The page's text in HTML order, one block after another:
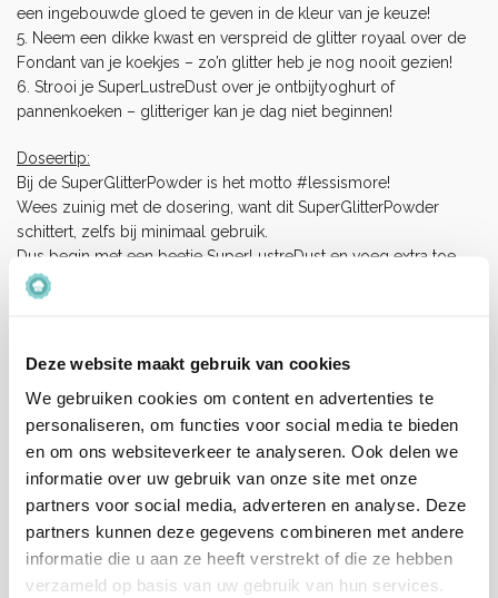
Deze website maakt gebruik van cookies
We gebruiken cookies om content en advertenties te
personaliseren, om functies voor social media te bieden
en om ons websiteverkeer te analyseren. Ook delen we
informatie over uw gebruik van onze site met onze
partners voor social media, adverteren en analyse. Deze
partners kunnen deze gegevens combineren met andere
informatie die u aan ze heeft verstrekt of die ze hebben
verzameld op basis van uw gebruik van hun services.
een ingebouwde gloed te geven in de kleur van je keuze!
5. Neem een dikke kwast en verspreid de glitter royaal over de
Fondant van je koekjes – zo’n glitter heb je nog nooit gezien!
6. Strooi je SuperLustreDust over je ontbijtyoghurt of
pannenkoeken – glitteriger kan je dag niet beginnen!
Doseertip:
Bij de SuperGlitterPowder is het motto #lessismore!
Wees zuinig met de dosering, want dit SuperGlitterPowder
schittert, zelfs bij minimaal gebruik.
Dus begin met een beetje SuperLustreDust en voeg extra toe
indien nodig.
Ingrediënten:
Kleurstof: Saffloer en Citroen, Kleurstof E133, E172, Hulpstof E555.
Allergenen:
100% eetbaar en heeft 100% pure ingrediënten.
Aanvullende informatie
Merk Super Streusel